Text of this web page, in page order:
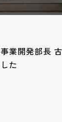
業開発部長
た